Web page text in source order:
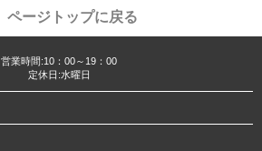
ページトップに戻る
営業時間:10：00～19：00
定休日:水曜日